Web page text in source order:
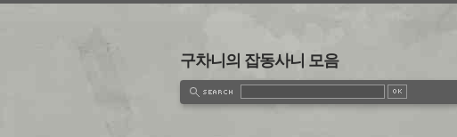
구차니의 잡동사니 모음